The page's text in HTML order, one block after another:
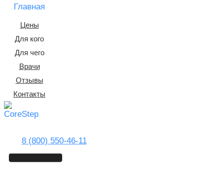
Главная
Цены
Для кого
Для чего
Врачи
Отзывы
Контакты
8 (800) 550-46-11